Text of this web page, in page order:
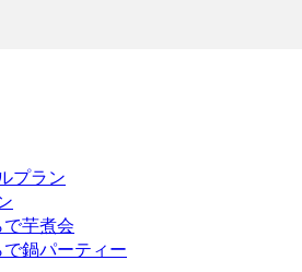
プラン
芋煮会
で鍋パーティー